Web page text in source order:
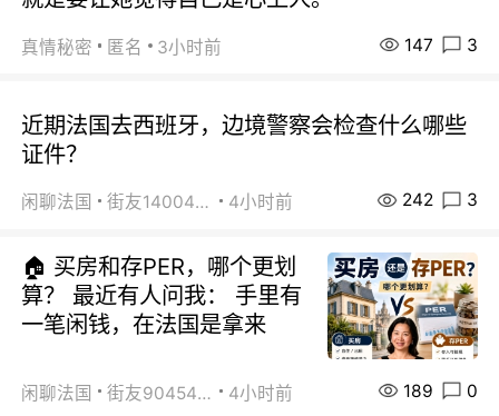
真情秘密 匿名 3小时前 147 3
近期法国去西班牙，边境警察会检查什么哪些
证件？
闲聊法国 街友14004820 4小时前 242 3
🏠 买房和存PER，哪个更划
算？ 最近有人问我： 手里有
一笔闲钱，在法国是拿来
闲聊法国 街友90454511 4小时前 189 0